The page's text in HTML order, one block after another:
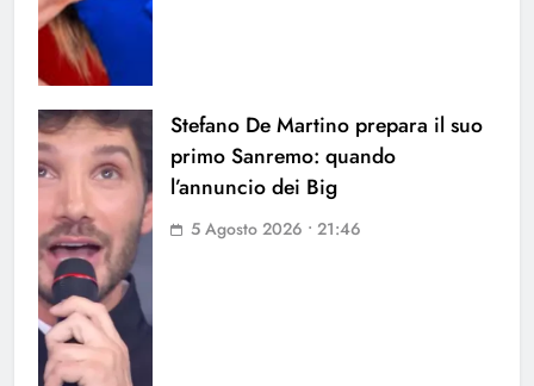
Stefano De Martino prepara il suo
primo Sanremo: quando
l’annuncio dei Big
5 Agosto 2026 • 21:46